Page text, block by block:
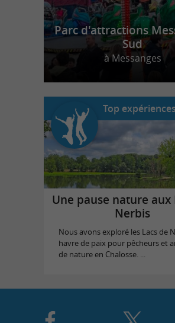
Parc d'attractions
Sud
à Messanges
Top expériences
Une pause nature aux
Nerbis
Nous avons exploré les Lacs de
havre de paix pour pêcheurs et
de nature en Chalosse. ...